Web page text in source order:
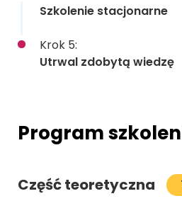
Szkolenie stacjonarne
Krok 5:
Utrwal zdobytą wiedzę
Program
Część teoretyczna